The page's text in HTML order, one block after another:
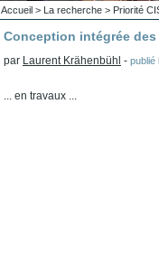
Accueil > La recherche > Priorité
Conception intégrée
par Laurent Krähenbühl - publié
... en travaux ...